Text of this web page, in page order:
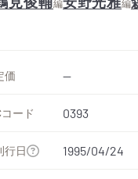
価 --
ード 0393
行日 1995/04/24